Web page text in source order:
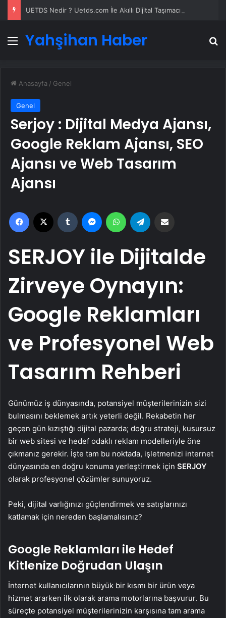
Menü
Yahşihan Haber
Anasayfa / Genel
Genel
Serjoy : Dijital Medya Ajansı,
Google Reklam Ajansı, SEO
Ajansı ve Web Tasarım
Ajansı
Facebook Tumblr MessengerWhatsApp
SERJOY ile Dijitalde
Zirveye Oynayın:
Google Reklamları
ve Profesyonel Web
Tasarım Rehberi
Günümüz iş dünyasında, potansiyel müşterilerinizin sizi
bulmasını beklemek artık yeterli değil. Rekabetin her
geçen gün kızıştığı dijital pazarda; doğru strateji, kusursuz
bir web sitesi ve hedef odaklı reklam modelleriyle öne
çıkmanız gerekir. İşte tam bu noktada, işletmenizi internet
dünyasında en doğru konuma yerleştirmek için SERJOY
olarak profesyonel çözümler sunuyoruz.
Peki, dijital varlığınızı güçlendirmek ve satışlarınızı
katlamak için nereden başlamalısınız?
Google Reklamları ile Hedef
Kitlenize Doğrudan Ulaşın
İnternet kullanıcılarının büyük bir kısmı bir ürün veya
hizmet ararken ilk olarak arama motorlarına başvurur. Bu
süreçte potansiyel müşterilerinizin karşısına tam arama